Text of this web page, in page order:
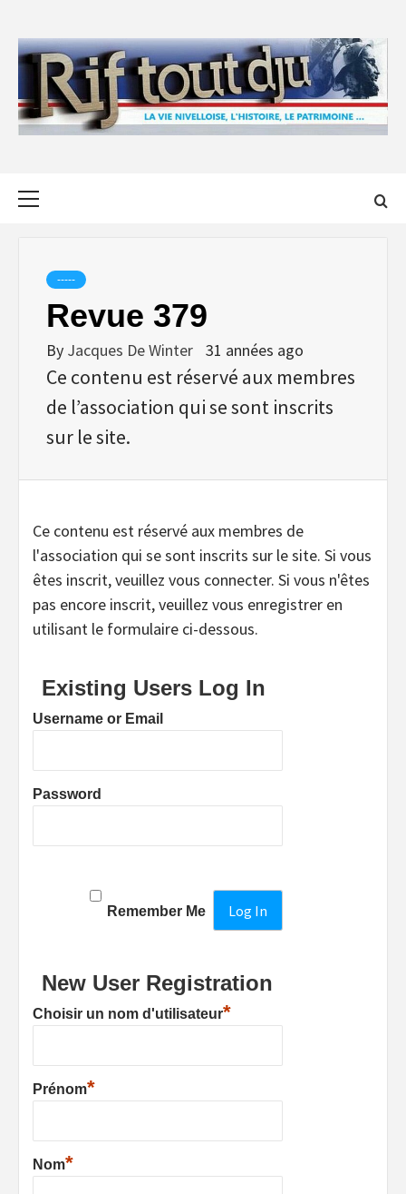
content
-----
Revue 379
By Jacques De Winter 31 années ago
Ce contenu est réservé aux membres
de l’association qui se sont inscrits
sur le site.
Ce contenu est réservé aux membres de
l'association qui se sont inscrits sur le site. Si vous
êtes inscrit, veuillez vous connecter. Si vous n'êtes
pas encore inscrit, veuillez vous enregistrer en
utilisant le formulaire ci-dessous.
Existing Users Log In
Username or Email
Password
Remember Me
New User Registration
Choisir un nom d'utilisateur*
Prénom*
Nom*